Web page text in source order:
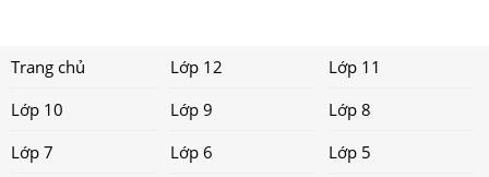
Trang chủ Lớp 12
Lớp 11
Lớp 10
Lớp 9
Lớp 8
Lớp 7
Lớp 6
Lớp 5